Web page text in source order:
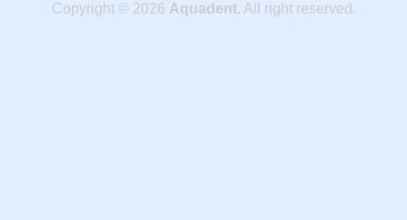
Copyright © 2026 Aquadent. All right reserved.